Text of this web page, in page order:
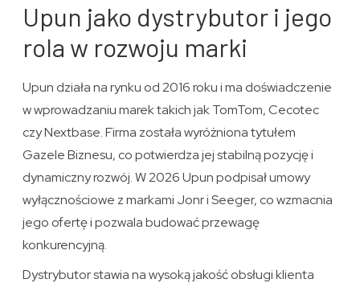
Upun jako dystrybutor i jego
rola w rozwoju marki
Upun działa na rynku od 2016 roku i ma doświadczenie
w wprowadzaniu marek takich jak TomTom, Cecotec
czy Nextbase. Firma została wyróżniona tytułem
Gazele Biznesu, co potwierdza jej stabilną pozycję i
dynamiczny rozwój. W 2026 Upun podpisał umowy
wyłącznościowe z markami Jonr i Seeger, co wzmacnia
jego ofertę i pozwala budować przewagę
konkurencyjną.
Dystrybutor stawia na wysoką jakość obsługi klienta